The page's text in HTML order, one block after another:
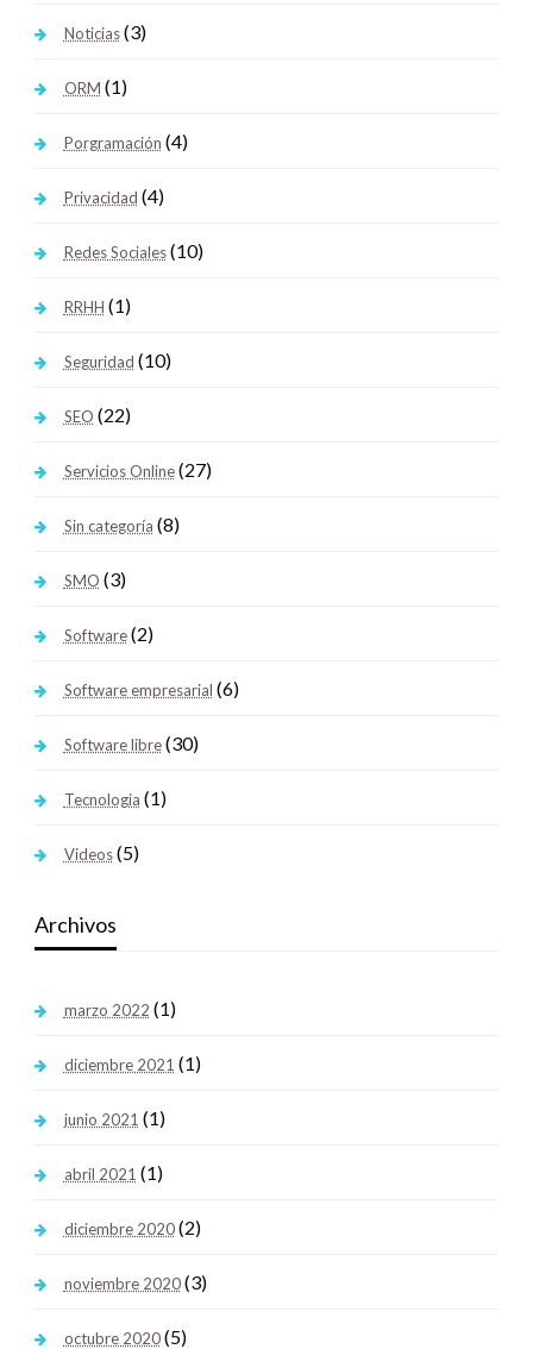
Noticias(3)
ORM (1)
Porgramación (4)
Privacidad (4)
Redes Sociales(10)
RRHH (1)
Seguridad (10)
SEO (22)
Servicios Online(27)
Sin categoría (8)
SMO (3)
Software(2)
Software empresarial (6)
Software libre(30)
Tecnologia (1)
Videos(5)
Archivos
marzo 2022 (1)
diciembre 2021 (1)
junio 2021 (1)
abril 2021 (1)
diciembre 2020(2)
noviembre 2020(3)
octubre 2020(5)